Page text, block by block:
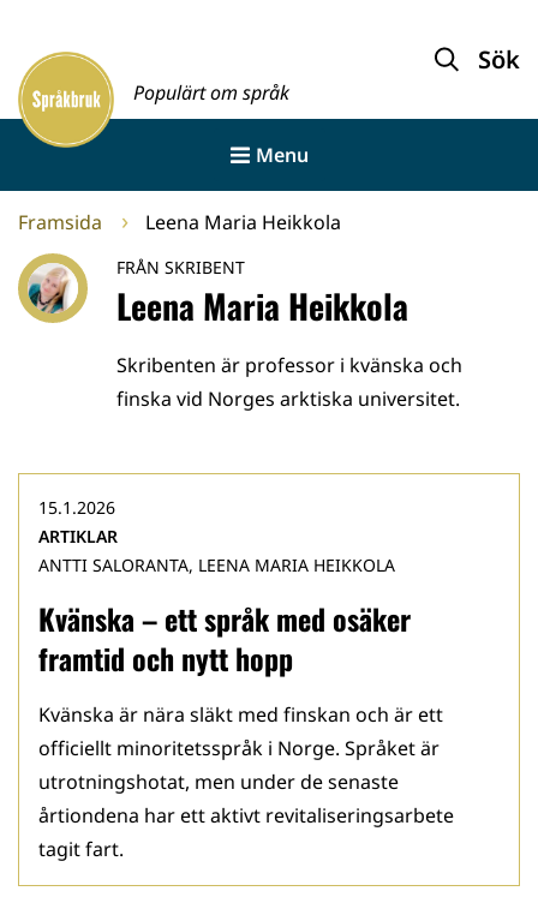
innehållet
Framsida
Populärt om språk
Sök
Menu
Framsida Leena Maria Heikkola
FRÅN SKRIBENT
Leena Maria Heikkola
Skribenten är professor i kvänska och
finska vid Norges arktiska universitet.
Kvänska – ett språk med osäker
framtid och nytt hopp
15.1.2026
ARTIKLAR
ANTTI SALORANTA, LEENA MARIA HEIKKOLA
Kvänska är nära släkt med finskan och är ett
officiellt minoritetsspråk i Norge. Språket är
utrotningshotat, men under de senaste
årtiondena har ett aktivt revitaliseringsarbete
tagit fart.